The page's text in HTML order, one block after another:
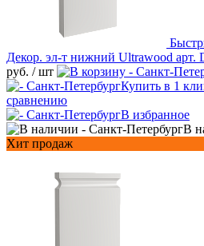
Декор. эл-т нижний Ultrawood арт.
руб. / шт
Купить в 1
сравнению
В избранное
В
Хит продаж